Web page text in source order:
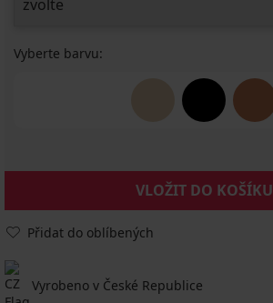
Vyberte barvu:
VLOŽIT DO KOŠÍKU
Přidat do oblíbených
Vyrobeno v České Republice